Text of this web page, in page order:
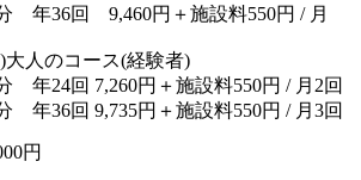
年36回 9,460円＋施設料550円 / 月
大人のコース(経験者)
年24回 7,260円＋施設料550円 / 月2回
年36回 9,735円＋施設料550円 / 月3回
円